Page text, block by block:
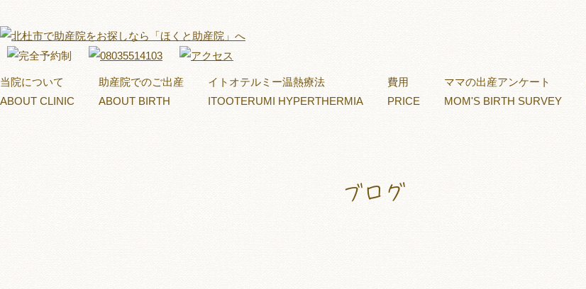
当院について
ABOUT CLINIC
助産院でのご出産
ABOUT BIRTH
イトオテルミー温熱療法
ITOOTERUMI HYPERTHERMIA
費用
PRICE
ママの出産アンケート
MOM'S BIRTH SURVEY
ブログ